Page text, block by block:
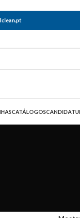
CATÁLOGOS